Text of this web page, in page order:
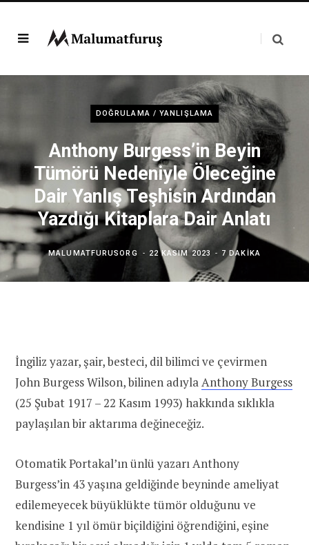
DOĞRULAMA / YANLIŞLAMA
Anthony Burgess’in Beyin
Tümörü Nedeniyle Öleceğine
Dair Yanlış Teşhisin Ardından
Yazdığı Kitaplara Dair Anlatı
MALUMATFURUSORG 22 KASIM 2023 7 DAKIKA
İngiliz yazar, şair, besteci, dil bilimci ve çevirmen
John Burgess Wilson, bilinen adıylaAnthony Burgess
(25 Şubat 1917 – 22 Kasım 1993) hakkında sıklıkla
paylaşılan bir aktarıma değineceğiz.
Otomatik Portakal’ın ünlü yazarı Anthony
Burgess’in 43 yaşına geldiğinde beyninde ameliyat
edilemeyecek büyüklükte tümör olduğunu ve
kendisine 1 yıl ömür biçildiğini öğrendiğini, eşine